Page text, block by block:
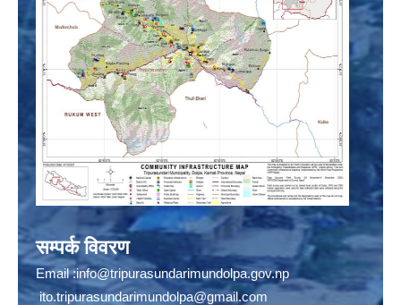
सम्पर्क विवरण
Email :info@tripurasundarimundolpa.gov.np
ito.tripurasundarimundolpa@gmail.com